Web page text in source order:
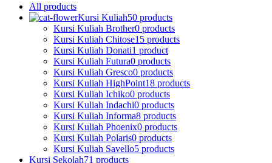
All products
Kursi Kuliah50 products
Kursi Kuliah Brother0 products
Kursi Kuliah Chitose15 products
Kursi Kuliah Donati1 product
Kursi Kuliah Futura0 products
Kursi Kuliah Gresco0 products
Kursi Kuliah HighPoint18 products
Kursi Kuliah Ichiko0 products
Kursi Kuliah Indachi0 products
Kursi Kuliah Informa8 products
Kursi Kuliah Phoenix0 products
Kursi Kuliah Polaris0 products
Kursi Kuliah Savello5 products
Kursi Sekolah71 products